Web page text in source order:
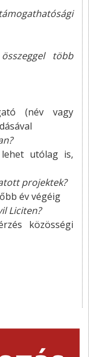
több
(név vagy
utólag is,
projektek?
év végéig
Liciten?
közösségi